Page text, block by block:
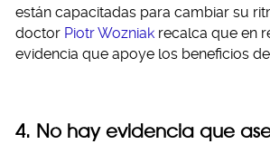
están capacitadas para cambiar su
doctor Piotr Wozniak recalca que en
evidencia que apoye los beneficios
4. No hay evidencia que